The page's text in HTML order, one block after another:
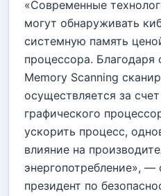
«Современные
могут обнаруживать
системную память
процессора. Благодаря
Memory Scanning
осуществляется за
графического
ускорить процесс,
влияние на
энергопотребление»,
президент по